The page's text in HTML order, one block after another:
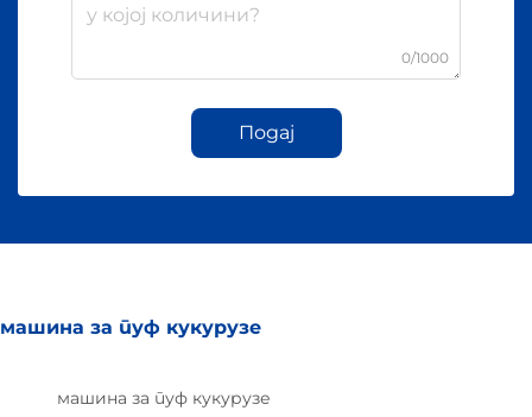
0/1000
Подај
машина за пуф кукурузе
машина за пуф кукурузе